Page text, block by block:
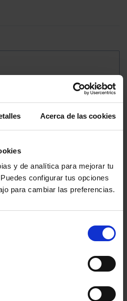
Acerca de las cookies
y de analítica para mejorar tu
configurar tus opciones
para cambiar las preferencias.